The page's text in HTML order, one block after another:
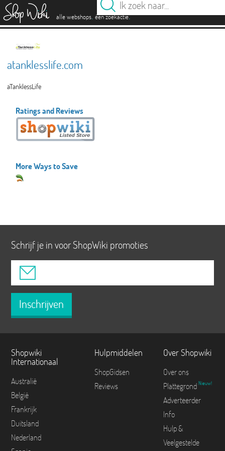
alle webshops. één zoekactie.
atanklesslife.com
aTanklessLife
Ratings and Reviews
More Ways to Save
Schrijf je in voor ShopWiki promoties
Inschrijven
Shopwiki
Internationaal
Australië
België
Frankrijk
Duitsland
Nederland
Hulpmiddelen
ShopGidsen
Reviews
Over Shopwiki
Over ons
Plattegrond Nieuw!
Adverteerder
Info
Hulp &
Veelgestelde